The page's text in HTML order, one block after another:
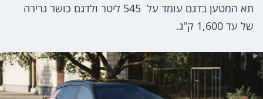
תא המטען בדגם עומד על 545 ליטר ולדגם כושר גרירה
של עד 1,600 ק"ג.